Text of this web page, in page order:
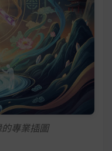
專業插圖